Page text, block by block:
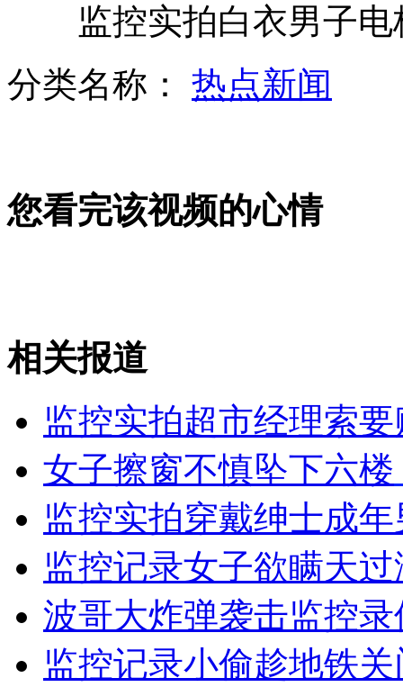
女孩北京地铁殴打老人 痛下狠手拳打脚踢
无痛分娩是否安全 医生回应
外交部：反对强权政治霸凌主义
外交部：有关国家言论片面不公正
监控实拍白衣男子电
分类名称： 热点新闻
您看完该视频的心情
相关报道
监控实拍超市经理索
女子擦窗不慎坠下六楼
监控实拍穿戴绅士成
监控记录女子欲瞒天
波哥大炸弹袭击监控
监控记录小偷趁地铁